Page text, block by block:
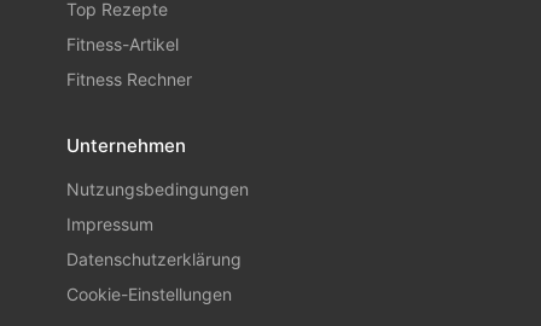
Top Rezepte
Fitness-Artikel
Fitness Rechner
Unternehmen
Nutzungsbedingungen
Impressum
Datenschutzerklärung
Cookie-Einstellungen